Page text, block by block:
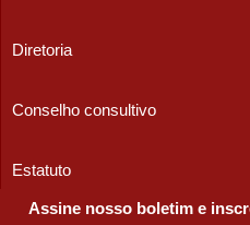
Diretoria
Conselho consultivo
Estatuto
Assine nosso boletim e